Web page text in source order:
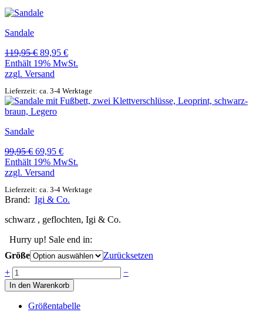
Sandale
119,95€ Ursprünglicher
Preis
war:
89,95 €Aktueller
Preis
Enthält 19% MwSt.
zzgl. Versand
Lieferzeit: ca. 3-4 Werktage
Sandale
99,95€ Ursprünglicher
Preis
war:
69,95 €Aktueller
Preis
Enthält 19% MwSt.
zzgl. Versand
Lieferzeit: ca. 3-4 Werktage
Brand: Igi & Co.
schwarz , geflochten, Igi & Co.
Hurry up! Sale end in:
Größe
Zurücksetzen
Anzahl
+ −
In den Warenkorb
Größentabelle